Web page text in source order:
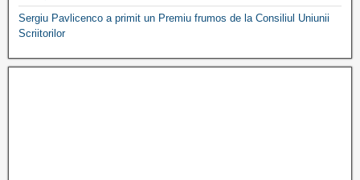
Sergiu Pavlicenco a primit un Premiu frumos de la Consiliul Uniunii
Scriitorilor